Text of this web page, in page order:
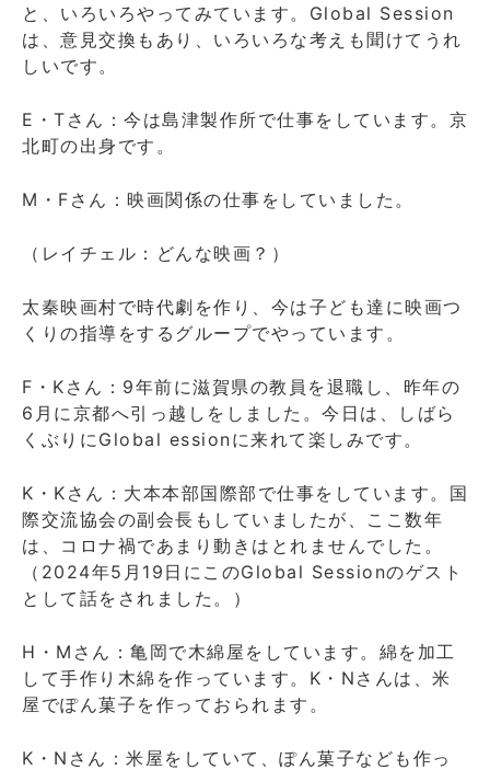
と、いろいろやってみています。Global Session
は、意見交換もあり、いろいろな考えも聞けてうれ
しいです。
E・Tさん：今は島津製作所で仕事をしています。京
北町の出身です。
M・Fさん：映画関係の仕事をしていました。
（レイチェル：どんな映画？）
太秦映画村で時代劇を作り、今は子ども達に映画つ
くりの指導をするグループでやっています。
F・Kさん：9年前に滋賀県の教員を退職し、昨年の
6月に京都へ引っ越しをしました。今日は、しばら
くぶりにGlobal essionに来れて楽しみです。
K・Kさん：大本本部国際部で仕事をしています。国
際交流協会の副会長もしていましたが、ここ数年
は、コロナ禍であまり動きはとれませんでした。
（2024年5月19日にこのGlobal Sessionのゲスト
として話をされました。）
H・Mさん：亀岡で木綿屋をしています。綿を加工
して手作り木綿を作っています。K・Nさんは、米
屋でぽん菓子を作っておられます。
K・Nさん：米屋をしていて、ぽん菓子なども作っ